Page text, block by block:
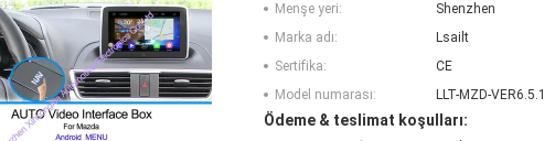
Menşe yeri:
Shenzhen
Marka adı:
Lsailt
Sertifika:
CE
Model numarası:
LLT-MZD-VER6.5.1
Ödeme & teslimat koşulları: